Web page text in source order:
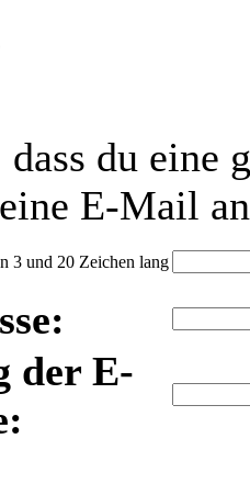
dass du
E-Mail
3 und 20 Zeichen lang
der E-